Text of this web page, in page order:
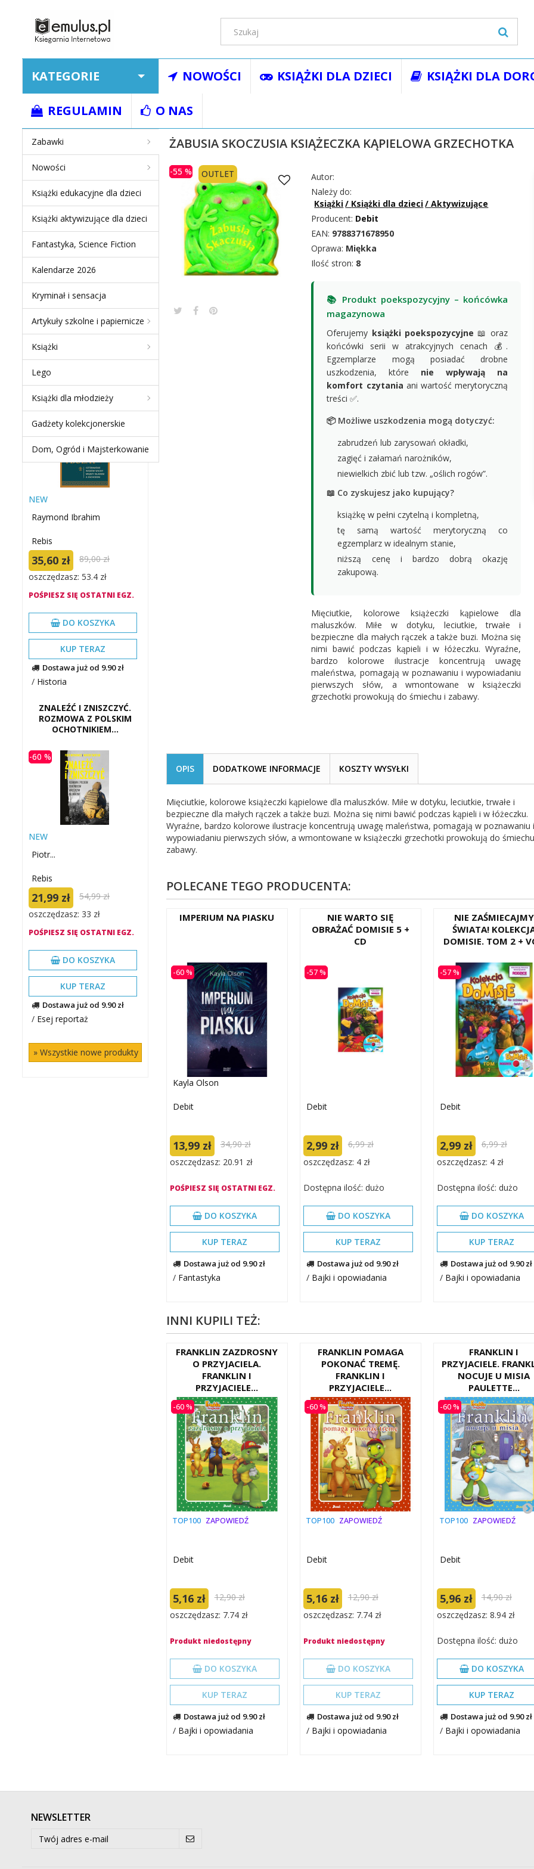
KATEGORIE
Zabawki
Nowości
Książki edukacyjne dla dzieci
Książki aktywizujące dla dzieci
Fantastyka, Science Fiction
Kalendarze 2026
Kryminał i sensacja
Artykuły szkolne i papiernicze
Książki
Lego
Książki dla młodzieży
Gadżety kolekcjonerskie
Dom, Ogród i Majsterkowanie
NOWOŚCI KSIĄŻKI DLA DZIECI KSIĄŻKI DLA
REGULAMIN O NASStrona główna
NEW PRODUCTS
CZTERNAŚCIE WIEKÓW
WOJNY MIĘDZY ISLAMEM
A...
-60 %
NEW
Raymond Ibrahim
Rebis
35,60 zł
89,00 zł
oszczędzasz: 53.4 zł
POŚPIESZ SIĘ OSTATNI EGZ.
DO KOSZYKA
KUP TERAZ
Dostawa już od 9.90 zł
/ Historia
ZNALEŹĆ I ZNISZCZYĆ.
ROZMOWA Z POLSKIM
OCHOTNIKIEM...
-60 %
NEW
Piotr...
Rebis
21,99 zł
54,99 zł
oszczędzasz: 33 zł
POŚPIESZ SIĘ OSTATNI EGZ.
DO KOSZYKA
KUP TERAZ
Dostawa już od 9.90 zł
/ Esej reportaż
» Wszystkie nowe produkty
ŻABUSIA SKOCZUSIA KSIĄŻECZKA KĄPIELOWA GRZECHOTKA
-55 % OUTLET
Autor:
Należy do:
Książki/ Książki dla dzieci/Aktywizujące
Producent: Debit
EAN: 9788371678950
Oprawa: Miękka
Ilość stron: 8
📚 Produkt poekspozycyjny – końcówka
magazynowa
Oferujemy książki poekspozycyjne 📖 oraz
końcówki serii w atrakcyjnych cenach 💰.
Egzemplarze mogą posiadać drobne
uszkodzenia, które nie wpływają na
komfort czytania ani wartość merytoryczną
treści ✅.
📦 Możliwe uszkodzenia mogą dotyczyć:
zabrudzeń lub zarysowań okładki,
zagięć i załamań narożników,
niewielkich zbić lub tzw. „oślich rogów”.
📖 Co zyskujesz jako kupujący?
książkę w pełni czytelną i kompletną,
tę samą wartość merytoryczną co
egzemplarz w idealnym stanie,
niższą cenę i bardzo dobrą okazję
zakupową.
Mięciutkie, kolorowe książeczki kąpielowe dla
maluszków. Miłe w dotyku, leciutkie, trwałe i
bezpieczne dla małych rączek a także buzi. Można się
nimi bawić podczas kąpieli i w łóżeczku. Wyraźne,
bardzo kolorowe ilustracje koncentrują uwagę
maleństwa, pomagają w poznawaniu i wypowiadaniu
pierwszych słów, a wmontowane w książeczki
grzechotki prowokują do śmiechu i zabawy.
OPIS DODATKOWE INFORMACJE KOSZTY WYSYŁKI
Mięciutkie, kolorowe książeczki kąpielowe dla maluszków. Miłe w dotyku, leciutkie, trwałe i
bezpieczne dla małych rączek a także buzi. Można się nimi bawić podczas kąpieli i w łóżeczku.
Wyraźne, bardzo kolorowe ilustracje koncentrują uwagę maleństwa, pomagają w poznawaniu i
wypowiadaniu pierwszych słów, a wmontowane w książeczki grzechotki prowokują do
zabawy.
POLECANE TEGO PRODUCENTA:
IMPERIUM NA PIASKU
-60 %
Kayla Olson
Debit
13,99 zł
34,90 zł
oszczędzasz: 20.91 zł
POŚPIESZ SIĘ OSTATNI EGZ.
DO KOSZYKA
KUP TERAZ
Dostawa już od 9.90 zł
/ Fantastyka
NIE WARTO SIĘ
OBRAŻAĆ DOMISIE 5 +
CD
-57 %
Debit
2,99 zł
6,99 zł
oszczędzasz: 4 zł
Dostępna ilość: dużo
DO KOSZYKA
KUP TERAZ
Dostawa już od 9.90 zł
/ Bajki i opowiadania
NIE ZAŚMIECAJMY
ŚWIATA!
DOMISIE. TOM 2 +
-57 %
Debit
2,99 zł
6,99 zł
oszczędzasz: 4 zł
Dostępna ilość: dużo
DO KOSZYKA
KUP TERAZ
Dostawa już od 9.90 zł
/ Bajki i opowiadania
INNI KUPILI TEŻ:
FRANKLIN ZAZDROSNY
O PRZYJACIELA.
FRANKLIN I
PRZYJACIELE...
-60 %
TOP100 ZAPOWIEDŹ
Debit
5,16 zł
12,90 zł
oszczędzasz: 7.74 zł
Produkt niedostępny
DO KOSZYKA
KUP TERAZ
Dostawa już od 9.90 zł
/ Bajki i opowiadania
FRANKLIN POMAGA
POKONAĆ TREMĘ.
FRANKLIN I
PRZYJACIELE...
-60 %
TOP100 ZAPOWIEDŹ
Debit
5,16 zł
12,90 zł
oszczędzasz: 7.74 zł
Produkt niedostępny
DO KOSZYKA
KUP TERAZ
Dostawa już od 9.90 zł
/ Bajki i opowiadania
FRANKLIN I
PRZYJACIELE.
NOCUJE U MISIA
PAULETTE...
-60 %
TOP100 ZAPOWIEDŹ
Debit
5,96 zł
14,90 zł
oszczędzasz: 8.94 zł
Dostępna ilość: dużo
DO KOSZYKA
KUP TERAZ
Dostawa już od 9.90 zł
/ Bajki i opowiadania
NEWSLETTER